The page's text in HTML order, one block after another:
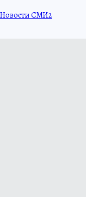
Новости СМИ2